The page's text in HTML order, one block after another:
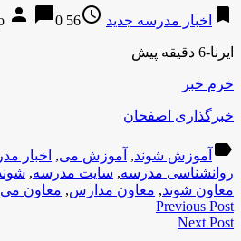
bookmark اخبار مدرسه جدید access_time
56 years ago
person chat_bubble0
ایرنا-6 دقیقه پیش
خرم خبر
خبرگذاری اصفحان
label آموزش شوند, آموزش می, اخبار
روانشناسی مدرسه, سایت مدرسه,
معاون شوند, معاون مدارس, معاون می
Previous Post
Next Post